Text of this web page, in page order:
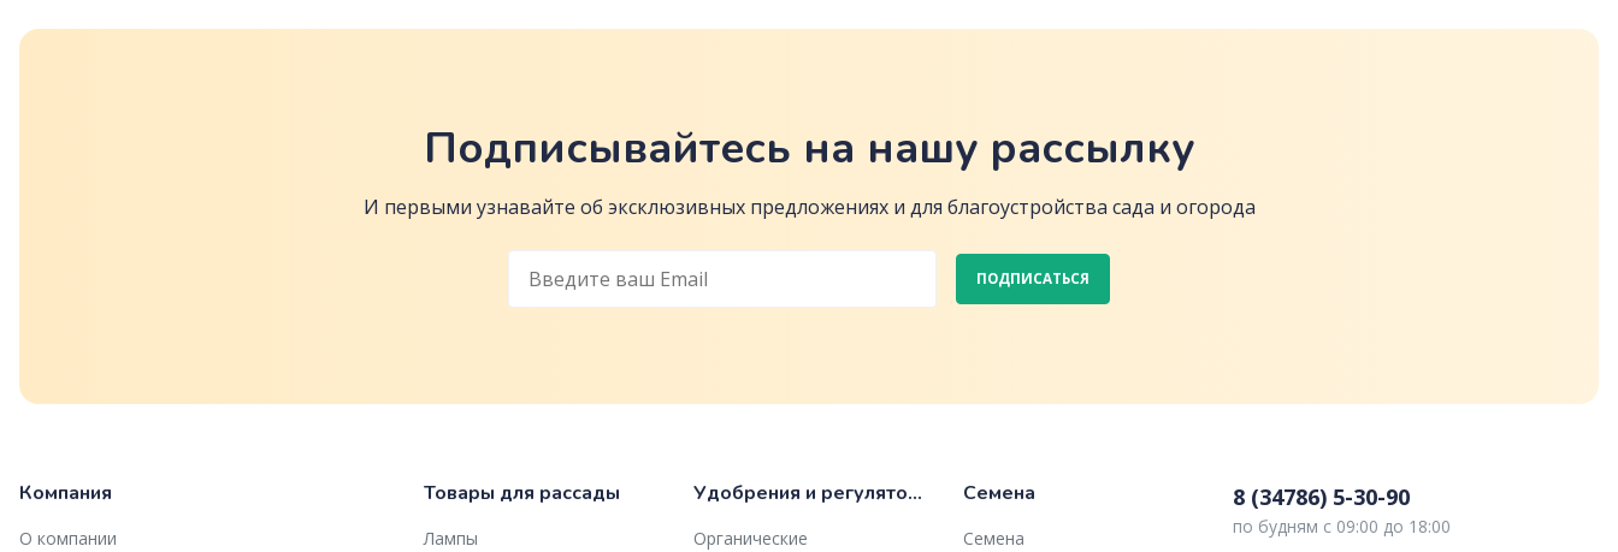
Подписывайтесь на нашу рассылку
И первыми узнавайте об эксклюзивных предложениях и для благоустройства сада и огорода
ПОДПИСАТЬСЯ
Компания
О компании
Товары для рассады
Лампы
Удобрения и регуляторы роста
Органические
Семена
Семена
8 (34786) 5-30-90
по будням с 09:00 до 18:00